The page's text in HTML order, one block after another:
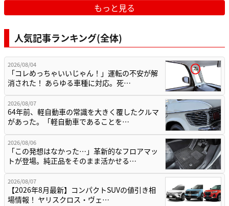
もっと見る
人気記事ランキング(全体)
2026/08/04
「コレめっちゃいいじゃん！」運転の不安が解
消された！ あらゆる車種に対応。死…
2026/08/07
64年前、軽自動車の常識を大きく覆したクルマ
があった。「軽自動車であることを…
2026/08/06
「この発想はなかった…」革新的なフロアマッ
トが登場。純正品をそのまま活かせる…
2026/08/07
【2026年8月最新】コンパクトSUVの値引き相
場情報！ ヤリスクロス・ヴェ…